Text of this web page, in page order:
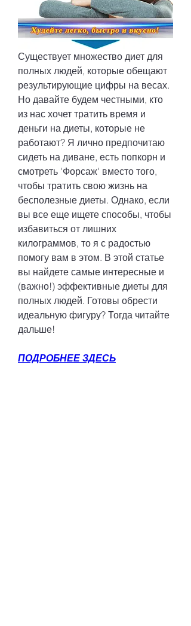
Существует множество диет для
полных людей, которые обещают
результирующие цифры на весах.
Но давайте будем честными, кто
из нас хочет тратить время и
деньги на диеты, которые не
работают? Я лично предпочитаю
сидеть на диване, есть попкорн и
смотреть 'Форсаж' вместо того,
чтобы тратить свою жизнь на
бесполезные диеты. Однако, если
вы все еще ищете способы, чтобы
избавиться от лишних
килограммов, то я с радостью
помогу вам в этом. В этой статье
вы найдете самые интересные и
(важно!) эффективные диеты для
полных людей. Готовы обрести
идеальную фигуру? Тогда читайте
дальше!
ПОДРОБНЕЕ ЗДЕСЬ